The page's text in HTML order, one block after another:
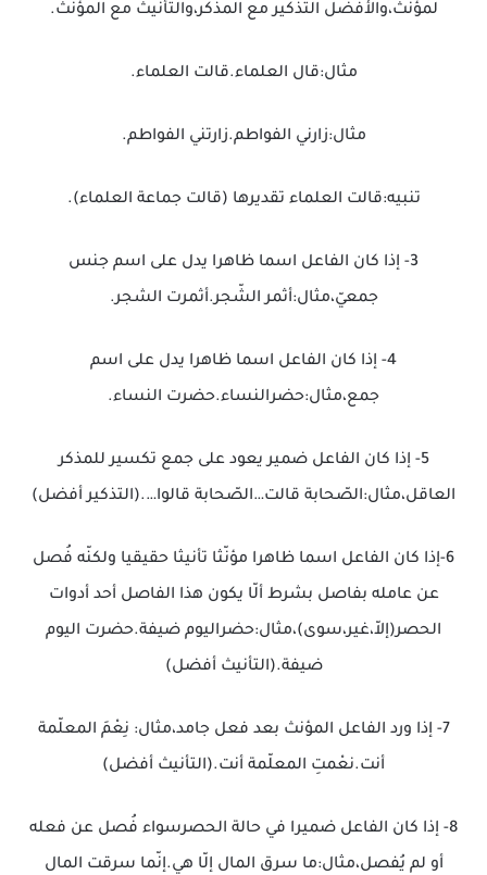
لمؤنث،والأفضل التذكير مع المذكر،والتأنيث مع المؤنث.
مثال:قال العلماء.قالت العلماء.
مثال:زارني الفواطم.زارتني الفواطم.
تنبيه:قالت العلماء تقديرها (قالت جماعة العلماء).
3- إذا كان الفاعل اسما ظاهرا يدل على اسم جنس
جمعيّ،مثال:أثمر الشّجر.أثمرت الشجر.
4- إذا كان الفاعل اسما ظاهرا يدل على اسم
جمع،مثال:حضرالنساء.حضرت النساء.
5- إذا كان الفاعل ضمير يعود على جمع تكسير للمذكر
العاقل،مثال:الصّحابة قالت…الصّحابة قالوا….(التذكير أفضل)
6-إذا كان الفاعل اسما ظاهرا مؤنّثا تأنيثا حقيقيا ولكنّه فُصل
عن عامله بفاصل بشرط ألّا يكون هذا الفاصل أحد أدوات
الحصر(إلاّ،غير،سوى)،مثال:حضراليوم ضيفة.حضرت اليوم
ضيفة.(التأنيث أفضل)
7- إذا ورد الفاعل المؤنث بعد فعل جامد،مثال: نِعْمَ المعلّمة
أنت.نعْمتِ المعلّمة أنت.(التأنيث أفضل)
8- إذا كان الفاعل ضميرا في حالة الحصرسواء فُصل عن فعله
أو لم يُفصل،مثال:ما سرق المال إلّا هي.إنّما سرقت المال